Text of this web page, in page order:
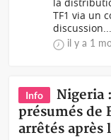
TF1 via un
discussion...
il y a 1
Info
Nigeria
présumés de
arrêtés après